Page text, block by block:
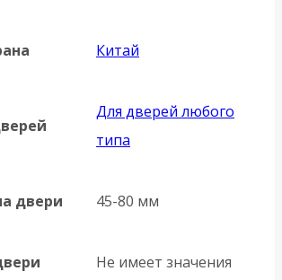
Китай
Для дверей любого
типа
двери 45-80 мм
Не имеет значения